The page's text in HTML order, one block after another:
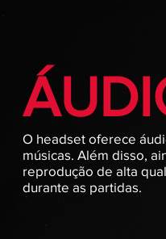
O headset oferece
músicas. Além disso,
reprodução de alta
durante as partidas.